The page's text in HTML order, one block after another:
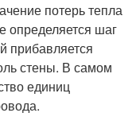
потерь тепла
определяется шаг
прибавляется
стены. В самом
единиц